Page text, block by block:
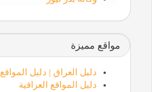
مواقع مميزة
دليل العراق | دليل المواقع
دليل المواقع العراقية